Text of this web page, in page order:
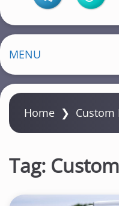
MENU
Home ❯ Custom
Tag: